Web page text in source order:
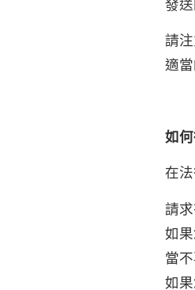
發
請
適
如
在
請
如
當
如